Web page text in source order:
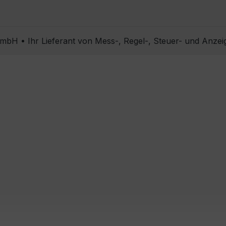
• Ihr Lieferant von Mess-, Regel-, Steuer- und